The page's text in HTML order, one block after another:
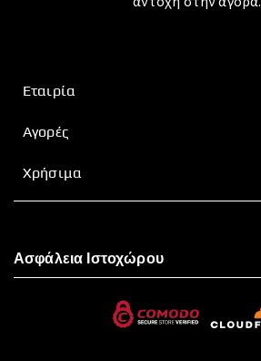
Εταιρία
Αγορές
Χρήσιμα
Ασφάλεια Ιστοχώρου